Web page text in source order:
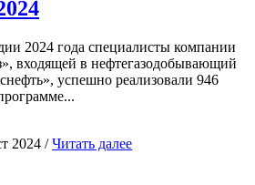
2024 года специалисты компании
входящей в нефтегазодобывающий
успешно реализовали 946
2024 /Читать далее